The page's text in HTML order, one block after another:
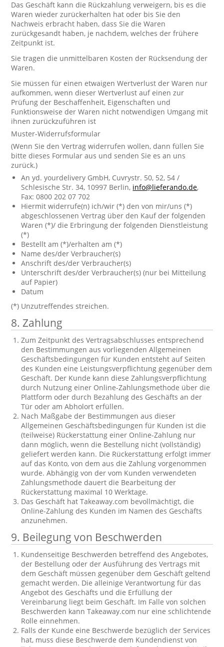
Das Geschäft kann die Rückzahlung verweigern, bis es die
Waren wieder zurückerhalten hat oder bis Sie den
Nachweis erbracht haben, dass Sie die Waren
zurückgesandt haben, je nachdem, welches der frühere
Zeitpunkt ist.
Sie tragen die unmittelbaren Kosten der Rücksendung der
Waren.
Sie müssen für einen etwaigen Wertverlust der Waren nur
aufkommen, wenn dieser Wertverlust auf einen zur
Prüfung der Beschaffenheit, Eigenschaften und
Funktionsweise der Waren nicht notwendigen Umgang mit
ihnen zurückzuführen ist
Muster-Widerrufsformular
(Wenn Sie den Vertrag widerrufen wollen, dann füllen Sie
bitte dieses Formular aus und senden Sie es an uns
zurück.)
An yd. yourdelivery GmbH, Cuvrystr. 50, 52, 54 /
Schlesische Str. 34, 10997 Berlin, info@lieferando.de,
Fax: 0800 202 07 702
Hiermit widerrufe(n) ich/wir (*) den von mir/uns (*)
abgeschlossenen Vertrag über den Kauf der folgenden
Waren (*)/ die Erbringung der folgenden Dienstleistung
(*)
Bestellt am (*)/erhalten am (*)
Name des/der Verbraucher(s)
Anschrift des/der Verbraucher(s)
Unterschrift des/der Verbraucher(s) (nur bei Mitteilung
auf Papier)
Datum
(*) Unzutreffendes streichen.
8. Zahlung
Zum Zeitpunkt des Vertragsabschlusses entsprechend
den Bestimmungen aus vorliegenden Allgemeinen
Geschäftsbedingungen für Kunden entsteht auf Seiten
des Kunden eine Leistungsverpflichtung gegenüber dem
Geschäft. Der Kunde kann diese Zahlungsverpflichtung
durch Nutzung einer Online-Zahlungsmethode über die
Plattform oder durch Bezahlung des Geschäfts an der
Tür oder am Abholort erfüllen.
Nach Maßgabe der Bestimmungen aus dieser
Allgemeinen Geschäftsbedingungen für Kunden ist die
(teilweise) Rückerstattung einer Online-Zahlung nur
dann möglich, wenn die Bestellung nicht (vollständig)
geliefert werden kann. Die Rückerstattung erfolgt immer
auf das Konto, von dem aus die Zahlung vorgenommen
wurde. Abhängig von der vom Kunden verwendeten
Zahlungsmethode dauert die Bearbeitung der
Rückerstattung maximal 10 Werktage.
Das Geschäft hat Takeaway.com bevollmächtigt, die
Online-Zahlung des Kunden im Namen des Geschäfts
anzunehmen.
9. Beilegung von Beschwerden
Kundenseitige Beschwerden betreffend des Angebotes,
der Bestellung oder der Ausführung des Vertrags mit
dem Geschäft müssen gegenüber dem Geschäft geltend
gemacht werden. Die alleinige Verantwortung für das
Angebot des Geschäfts und die Erfüllung der
Vereinbarung liegt beim Geschäft. Im Falle von solchen
Beschwerden kann Takeaway.com nur eine schlichtende
Rolle einnehmen.
Falls der Kunde eine Beschwerde bezüglich der Services
hat, muss diese Beschwerde dem Kundendienst von